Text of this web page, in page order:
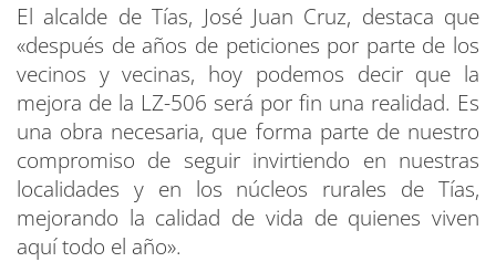
El alcalde de Tías, José Juan Cruz, destaca que
«después de años de peticiones por parte de los
vecinos y vecinas, hoy podemos decir que la
mejora de la LZ-506 será por fin una realidad. Es
una obra necesaria, que forma parte de nuestro
compromiso de seguir invirtiendo en nuestras
localidades y en los núcleos rurales de Tías,
mejorando la calidad de vida de quienes viven
aquí todo el año».